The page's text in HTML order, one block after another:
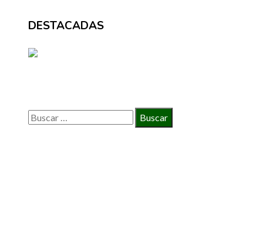
DESTACADAS
Buscar: